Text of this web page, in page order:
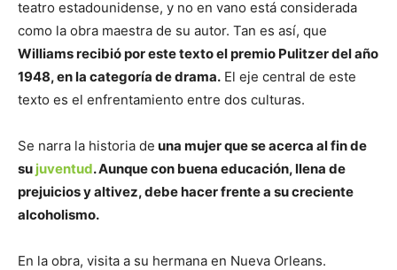
teatro estadounidense, y no en vano está considerada
como la obra maestra de su autor. Tan es así, que
Williams recibió por este texto el premio Pulitzer del año
1948, en la categoría de drama. El eje central de este
texto es el enfrentamiento entre dos culturas.
Se narra la historia de una mujer que se acerca al fin de
su juventud. Aunque con buena educación, llena de
prejuicios y altivez, debe hacer frente a su creciente
alcoholismo.
En la obra, visita a su hermana en Nueva Orleans.